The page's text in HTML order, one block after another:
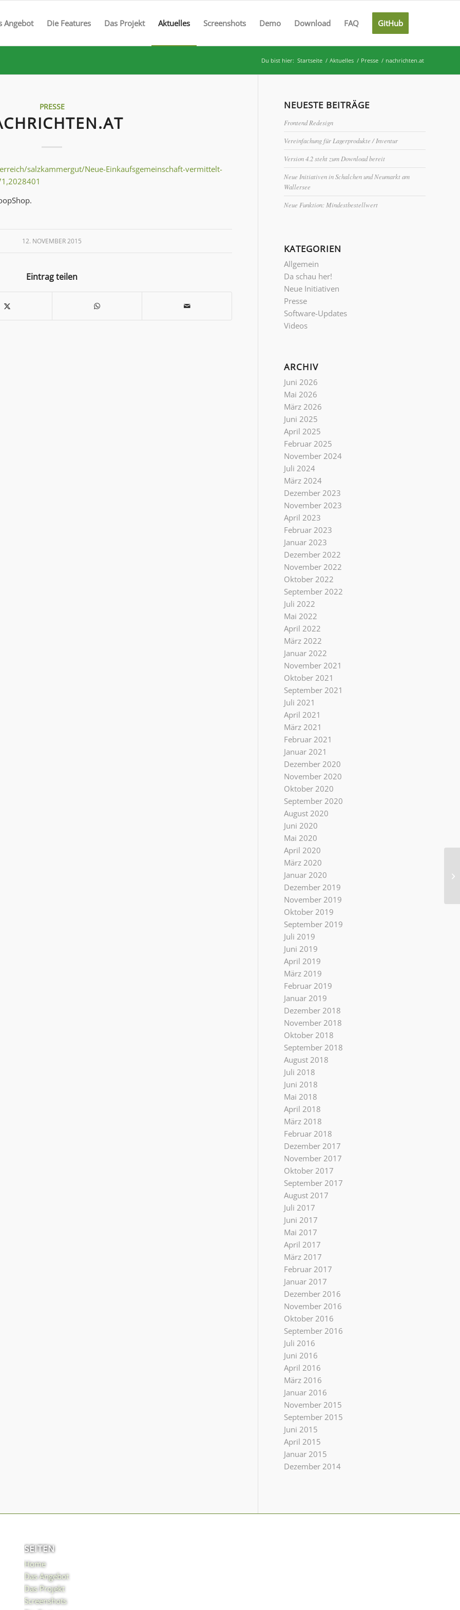
Angebot Die Features Das Projekt Aktuelles Screenshots Demo Download FAQ GitHub
Du bist hier: Startseite / Aktuelles / Presse / nachrichten.at
PRESSE
salzkammergut/Neue-Einkaufsgemeinschaft-vermittelt-
12. NOVEMBER 2015
Eintrag teilen
NEUESTE BEITRÄGE
Frontend Redesign
Vereinfachung für Lagerprodukte / Inventur
Version 4.2 steht zum Download bereit
Neue Initiativen in Schalchen und Neumarkt am
Wallersee
Neue Funktion: Mindestbestellwert
KATEGORIEN
Allgemein
Da schau her!
Neue Initiativen
Presse
Software-Updates
Videos
ARCHIV
Juni 2026
Mai 2026
März 2026
Juni 2025
April 2025
Februar 2025
November 2024
Juli 2024
März 2024
Dezember 2023
November 2023
April 2023
Februar 2023
Januar 2023
Dezember 2022
November 2022
Oktober 2022
September 2022
Juli 2022
Mai 2022
April 2022
März 2022
Januar 2022
November 2021
Oktober 2021
September 2021
Juli 2021
April 2021
März 2021
Februar 2021
Januar 2021
Dezember 2020
November 2020
Oktober 2020
September 2020
August 2020
Juni 2020
Mai 2020
April 2020
März 2020
Januar 2020
Dezember 2019
November 2019
Oktober 2019
September 2019
Juli 2019
Juni 2019
April 2019
März 2019
Februar 2019
Januar 2019
Dezember 2018
November 2018
Oktober 2018
September 2018
August 2018
Juli 2018
Juni 2018
Mai 2018
April 2018
März 2018
Februar 2018
Dezember 2017
November 2017
Oktober 2017
September 2017
August 2017
Juli 2017
Juni 2017
Mai 2017
April 2017
März 2017
Februar 2017
Januar 2017
Dezember 2016
November 2016
Oktober 2016
September 2016
Juli 2016
Juni 2016
April 2016
März 2016
Januar 2016
November 2015
September 2015
Juni 2015
April 2015
Januar 2015
Dezember 2014
SEITEN
Home
Das Angebot
Das Projekt
Screenshots